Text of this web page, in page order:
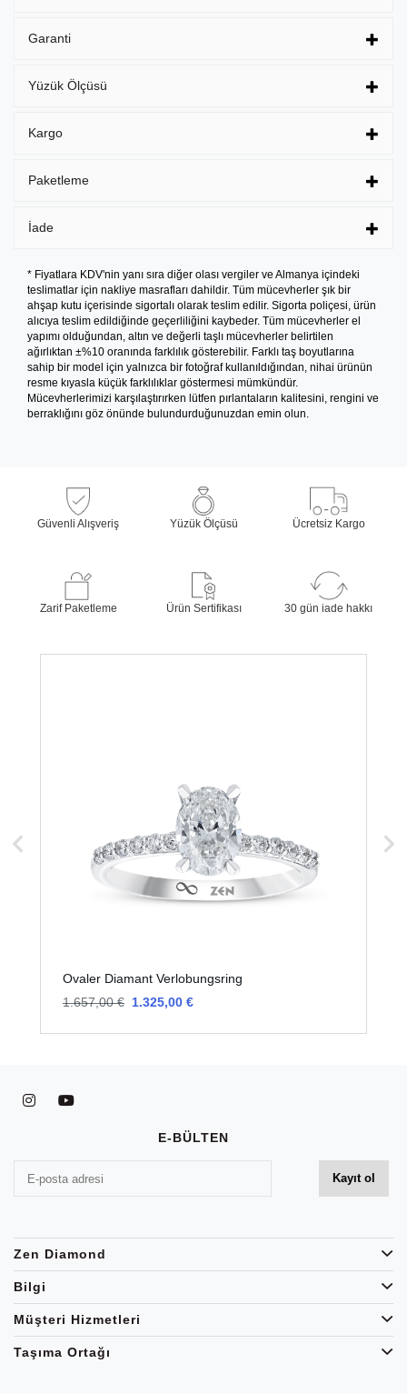
Garanti
Yüzük Ölçüsü
Kargo
Paketleme
İade
* Fiyatlara KDV'nin yanı sıra diğer olası vergiler ve Almanya içindeki
teslimatlar için nakliye masrafları dahildir. Tüm mücevherler şık bir
ahşap kutu içerisinde sigortalı olarak teslim edilir. Sigorta poliçesi, ürün
alıcıya teslim edildiğinde geçerliliğini kaybeder. Tüm mücevherler el
yapımı olduğundan, altın ve değerli taşlı mücevherler belirtilen
ağırlıktan ±%10 oranında farklılık gösterebilir. Farklı taş boyutlarına
sahip bir model için yalnızca bir fotoğraf kullanıldığından, nihai ürünün
resme kıyasla küçük farklılıklar göstermesi mümkündür.
Mücevherlerimizi karşılaştırırken lütfen pırlantaların kalitesini, rengini ve
berraklığını göz önünde bulundurduğunuzdan emin olun.
Güvenli Alışveriş Yüzük Ölçüsü Ücretsiz Kargo
Zarif Paketleme Ürün Sertifikası 30 gün iade hakkı
Ovaler Diamant Verlobungsring
1.325,00 €
1.657,00 €
E-BÜLTEN
Zen Diamond
Bilgi
Müşteri Hizmetleri
Taşıma Ortağı